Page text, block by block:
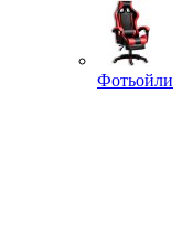
Фотьойли